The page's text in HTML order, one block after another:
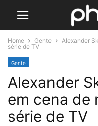
Home Gente
Alexander
série de TV
Gente
Alexander
em cena de
série de TV